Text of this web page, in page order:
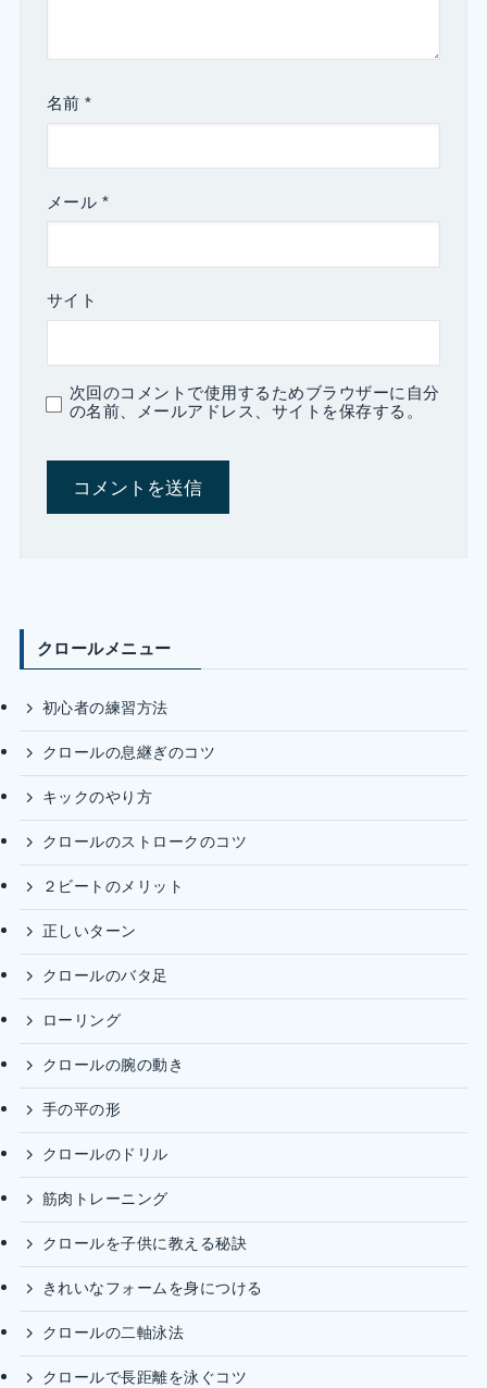
名前*
メール *
サイト
次回のコメントで使用するためブラウザーに自分
の名前、メールアドレス、サイトを保存する。
クロールメニュー
初心者の練習方法
クロールの息継ぎのコツ
キックのやり方
クロールのストロークのコツ
２ビートのメリット
正しいターン
クロールのバタ足
ローリング
クロールの腕の動き
手の平の形
クロールのドリル
筋肉トレーニング
クロールを子供に教える秘訣
きれいなフォームを身につける
クロールの二軸泳法
クロールで長距離を泳ぐコツ